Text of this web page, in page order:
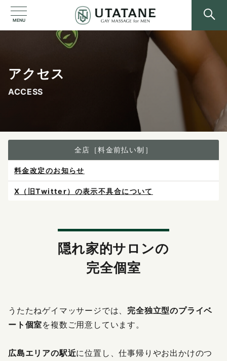
MENU
アクセス
ACCESS
全店［料金前払い制］
X（旧Twitter）の表示不具合について
ご予約は各店へ直接お問い合わせください。
感染症防止対策について
料金改定のお知らせ隠れ家的サロンの
完全個室
うたたねゲイマッサージでは、 完全独立型のプライベ
ート個室を複数ご用意しています。
広島エリアの駅近に位置し、仕事帰りやお出かけのつ